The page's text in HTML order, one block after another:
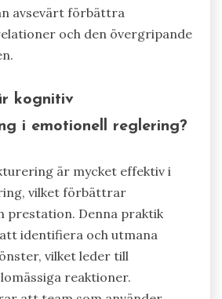
avsevärt förbättra
och den övergripande
kognitiv
i emotionell reglering?
är mycket effektiv i
vilket förbättrar
prestation. Denna praktik
identifiera och utmana
vilket leder till
reaktioner.